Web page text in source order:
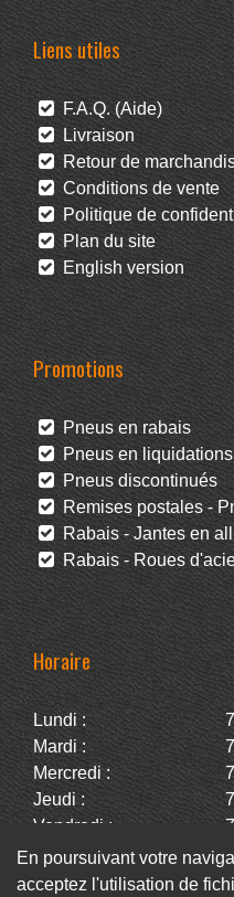
Liens utiles
F.A.Q. (Aide)
Livraison
Retour de
Conditions de vente
Politique de
Plan du site
English version
Promotions
Pneus en rabais
Pneus en liquidations
Pneus discontinués
Remises postales -
Rabais - Jantes en
Rabais - Roues
Horaire
Lundi :
Mardi :
Mercredi :
Jeudi :
Vendredi :
Samedi :
Dimanche :
En poursuivant votre
acceptez l'utilisation de